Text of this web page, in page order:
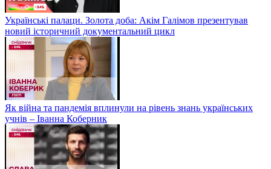
Українські палаци. Золота доба: Акім Галімов презентував
новий історичний документальний цикл
Як війна та пандемія вплинули на рівень знань українських
учнів – Іванна Коберник